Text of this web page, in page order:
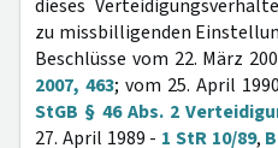
dieses
zu missbilligenden
Beschlüsse vom 22. März
2007, 463; vom 25. April
StGB § 46 Abs. 2
27. April 1989 - 1 StR 10/89,